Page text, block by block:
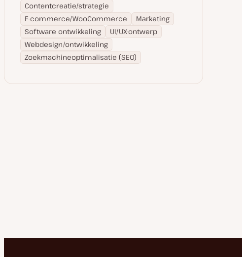
Contentcreatie/strategie
E-commerce/WooCommerce
Marketing
Software ontwikkeling
UI/UX-ontwerp
Webdesign/ontwikkeling
Zoekmachineoptimalisatie (SEO)